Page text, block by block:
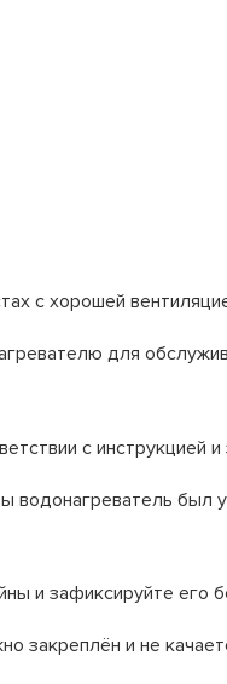
с хорошей
для
с инструкцией
водонагреватель был
и зафиксируйте его
закреплён и не